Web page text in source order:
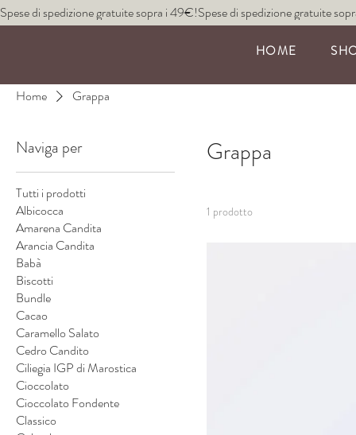
Spese di spedizione gratuite sopra i 49€!
HOME
Home Grappa
Naviga per
Tutti i prodotti
Albicocca
Amarena Candita
Arancia Candita
Babà
Biscotti
Bundle
Cacao
Caramello Salato
Cedro Candito
Ciliegia IGP di Marostica
Cioccolato
Cioccolato Fondente
Classico
Grappa
1 prodotto